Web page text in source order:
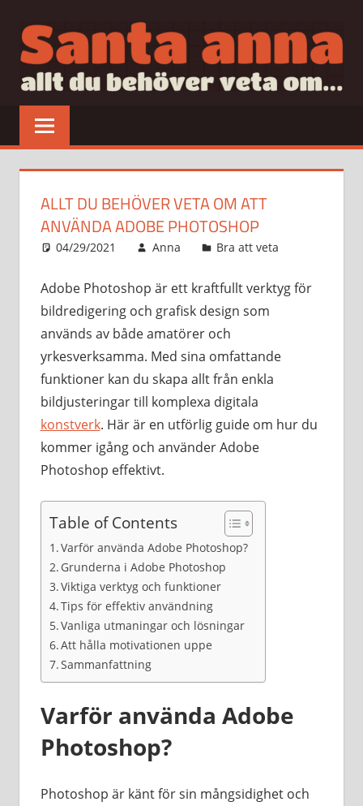
innehåll
allt
veta
ALLT DU BEHÖVER VETA OM ATT
ANVÄNDA ADOBE PHOTOSHOP
04/29/2021 Anna Bra att veta
Adobe Photoshop är ett kraftfullt verktyg för
bildredigering och grafisk design som
används av både amatörer och
yrkesverksamma. Med sina omfattande
funktioner kan du skapa allt från enkla
bildjusteringar till komplexa digitala
konstverk. Här är en utförlig guide om hur du
kommer igång och använder Adobe
Photoshop effektivt.
Table of Contents
Varför använda Adobe Photoshop?
Grunderna i Adobe Photoshop
Viktiga verktyg och funktioner
Tips för effektiv användning
Vanliga utmaningar och lösningar
Att hålla motivationen uppe
Sammanfattning
Varför använda Adobe
Photoshop?
Photoshop är känt för sin mångsidighet och